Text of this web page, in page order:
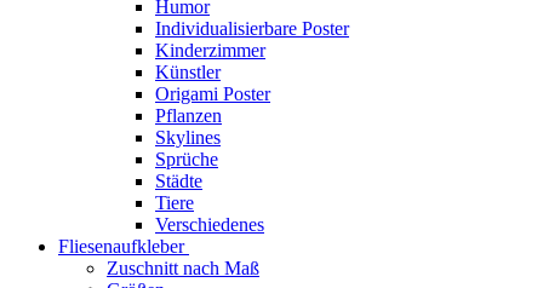
Humor
Individualisierbare Poster
Kinderzimmer
Künstler
Origami Poster
Pflanzen
Skylines
Sprüche
Städte
Tiere
Verschiedenes
Fliesenaufkleber
Zuschnitt nach Maß